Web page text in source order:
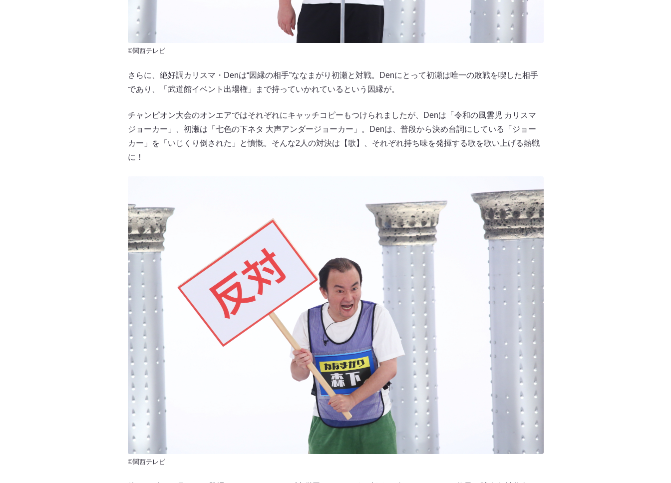
©関西テレビ
さらに、絶好調カリスマ・Denは“因縁の相手”ななまがり初瀬と対戦。Denにとって初瀬は唯一の敗戦を喫した相手
であり、「武道館イベント出場権」まで持っていかれているという因縁が。
チャンピオン大会のオンエアではそれぞれにキャッチコピーもつけられましたが、Denは「令和の風雲児 カリスマ
ジョーカー」、初瀬は「七色の下ネタ 大声アンダージョーカー」。Denは、普段から決め台詞にしている「ジョー
カー」を「いじくり倒された」と憤慨。そんな2人の対決は【歌】、それぞれ持ち味を発揮する歌を歌い上げる熱戦
に！
©関西テレビ